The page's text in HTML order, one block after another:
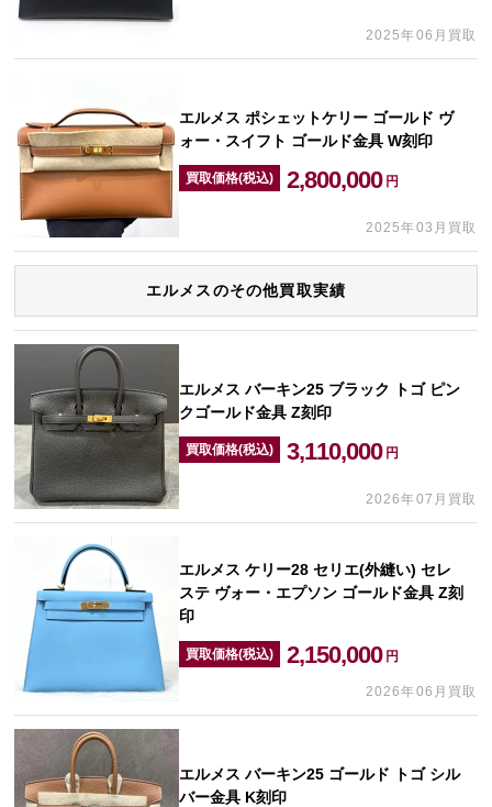
2025年06月買取
エルメス ポシェットケリー ゴールド ヴ
ォー・スイフト ゴールド金具 W刻印
買取価格(税込) 2,800,000 円
2025年03月買取
エルメスのその他買取実績
エルメス バーキン25 ブラック トゴ ピン
クゴールド金具 Z刻印
買取価格(税込) 3,110,000 円
2026年07月買取
エルメス ケリー28 セリエ(外縫い) セレ
ステ ヴォー・エプソン ゴールド金具 Z刻
印
買取価格(税込) 2,150,000 円
2026年06月買取
エルメス バーキン25 ゴールド トゴ シル
バー金具 K刻印